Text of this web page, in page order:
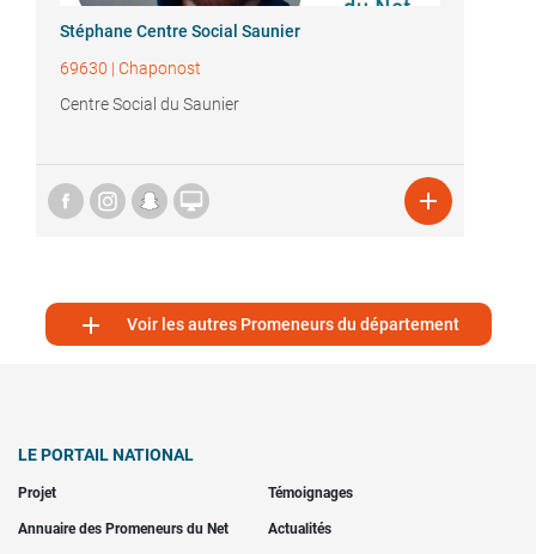
Stéphane Centre Social Saunier
69630 | Chaponost
Centre Social du Saunier
 
 Voir les autres Promeneurs du département
LE PORTAIL NATIONAL
Projet Témoignages
Annuaire des Promeneurs du Net Actualités